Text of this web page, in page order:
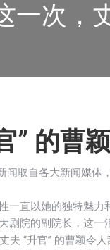
一次，
” 的曹
闻取自各大新闻媒体
一直以她的独特魅
剧院的副院长，这